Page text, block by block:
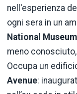
nell'esperienza
ogni sera in un
National
meno
Occupa un
Avenue: